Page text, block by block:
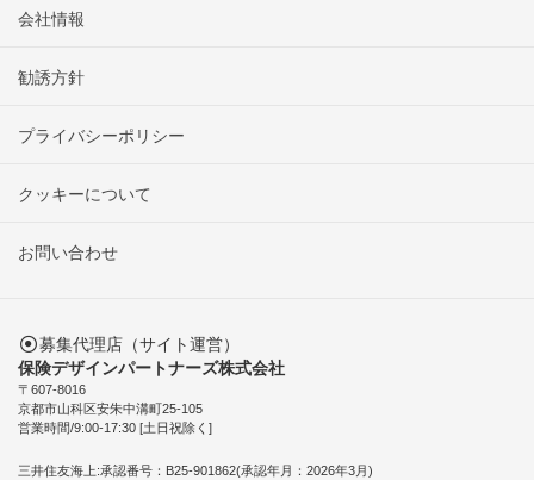
会社情報
勧誘方針
プライバシーポリシー
クッキーについて
お問い合わせ
募集代理店（サイト運営）
保険デザインパートナーズ株式会社
〒607-8016
京都市山科区安朱中溝町25-105
営業時間/9:00-17:30 [土日祝除く]
三井住友海上:承認番号：B25-901862(承認年月：2026年3月)